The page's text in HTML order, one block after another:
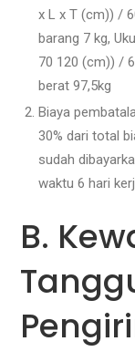
x L x T (cm)) /
barang 7 kg,
70 120 (cm)) /
berat 97,5kg
Biaya
30% dari total
sudah
waktu 6 hari
B.